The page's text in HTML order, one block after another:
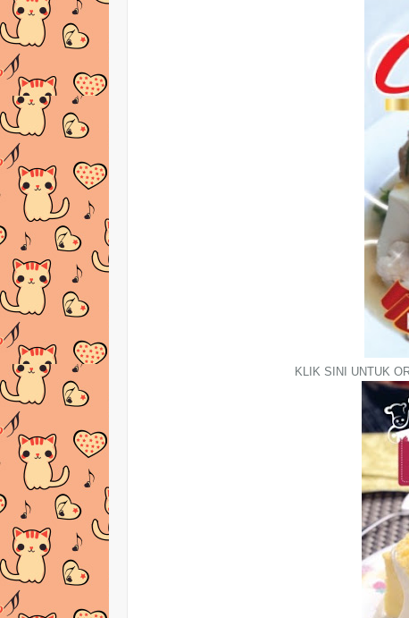
KLIK SINI UNTUK